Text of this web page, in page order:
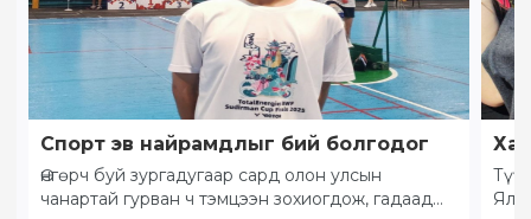
Спорт эв найрамдлыг бий болгодог
Өнгөрч буй зургадугаар сард олон улсын
чанартай гурван ч тэмцээн зохиогдож, гадаад